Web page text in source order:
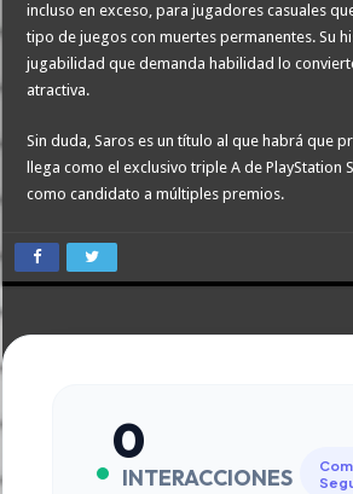
incluso en exceso, para jugadores casuales
tipo de juegos con muertes permanentes. Su
jugabilidad que demanda habilidad lo
atractiva.
Sin duda, Saros es un título al que habrá que
llega como el exclusivo triple A de PlayStation
como candidato a múltiples premios.
0
INTERACCIONES